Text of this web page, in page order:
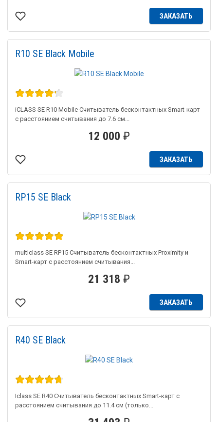
ЗАКАЗАТЬ
R10 SE Black Mobile
iCLASS SE R10 Mobile Считыватель бесконтактных Smart-карт
с расстоянием считывания до 7.6 см...
12 000 ₽
ЗАКАЗАТЬ
RP15 SE Black
multIclass SE RP15 Считыватель бесконтактных Proximity и
Smart-карт с расстоянием считывания...
21 318 ₽
ЗАКАЗАТЬ
R40 SE Black
Iclass SE R40 Считыватель бесконтактных Smart-карт с
расстоянием считывания до 11.4 см (только...